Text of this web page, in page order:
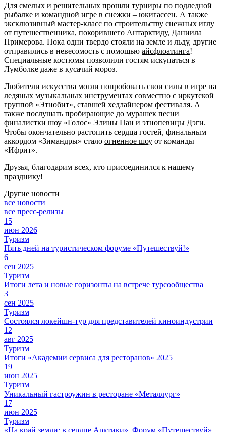
Для смелых и решительных прошли турниры по подледной
рыбалке и командной игре в снежки – юкигассен. А также
эксклюзивный мастер-класс по строительству снежных иглу
от путешественника, покорившего Антарктиду, Даниила
Примерова. Пока одни твердо стояли на земле и льду, другие
отправились в невесомость с помощью айсфлоатинга!
Специальные костюмы позволили гостям искупаться в
Лумболке даже в кусачий мороз.
Любители искусства могли попробовать свои силы в игре на
ледяных музыкальных инструментах совместно с иркутской
группой «Этнобит», ставшей хедлайнером фестиваля. А
также послушать пробирающие до мурашек песни
финалистки шоу «Голос» Элины Пан и этнопевицы Дэги.
Чтобы окончательно растопить сердца гостей, финальным
аккордом «Зимандры» стало огненное шоу от команды
«Ифрит».
Друзья, благодарим всех, кто присоединился к нашему
празднику!
Другие новости
все новости
все пресс-релизы
15
июн 2026
Туризм
Пять дней на туристическом форуме «Путешествуй!»
6
сен 2025
Туризм
Итоги лета и новые горизонты на встрече турсообщества
3
сен 2025
Туризм
Состоялся локейшн-тур для представителей киноиндустрии
12
авг 2025
Туризм
Итоги «Академии сервиса для ресторанов» 2025
19
июн 2025
Туризм
Уникальный гастроужин в ресторане «Металлург»
17
июн 2025
Туризм
«На край земли: в сердце Арктики». Форум «Путешествуй»